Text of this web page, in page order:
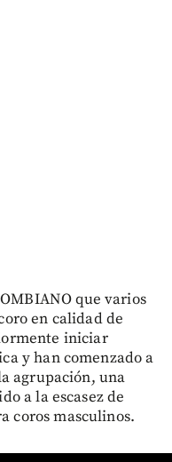
que varios
en calidad de
iniciar
y han comenzado a
agrupación, una
a la escasez de
coros masculinos.